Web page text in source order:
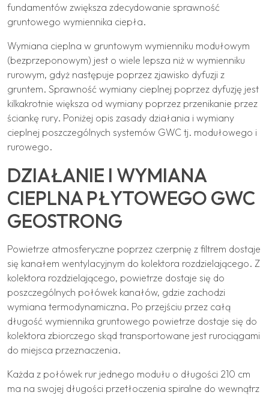
fundamentów zwiększa zdecydowanie sprawność
gruntowego wymiennika ciepła.
Wymiana cieplna w gruntowym wymienniku modułowym
(bezprzeponowym) jest o wiele lepsza niż w wymienniku
rurowym, gdyż następuje poprzez zjawisko dyfuzji z
gruntem. Sprawność wymiany cieplnej poprzez dyfuzję jest
kilkakrotnie większa od wymiany poprzez przenikanie przez
ściankę rury. Poniżej opis zasady działania i wymiany
cieplnej poszczególnych systemów GWC tj. modułowego i
rurowego.
DZIAŁANIE I WYMIANA
CIEPLNA PŁYTOWEGO GWC
GEOSTRONG
Powietrze atmosferyczne poprzez czerpnię z filtrem dostaje
się kanałem wentylacyjnym do kolektora rozdzielającego. Z
kolektora rozdzielającego, powietrze dostaje się do
poszczególnych połówek kanałów, gdzie zachodzi
wymiana termodynamiczna. Po przejściu przez całą
długość wymiennika gruntowego powietrze dostaje się do
kolektora zbiorczego skąd transportowane jest rurociągami
do miejsca przeznaczenia.
Każda z połówek rur jednego modułu o długości 210 cm
ma na swojej długości przetłoczenia spiralne do wewnątrz